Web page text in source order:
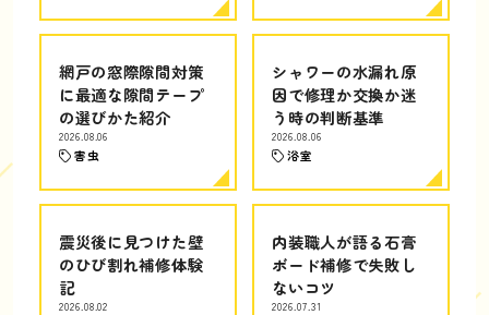
網戸の窓際隙間対策
に最適な隙間テープ
の選びかた紹介
2026.08.06
害虫
シャワーの水漏れ原
因で修理か交換か迷
う時の判断基準
2026.08.06
浴室
震災後に見つけた壁
のひび割れ補修体験
記
2026.08.02
内装職人が語る石膏
ボード補修で失敗し
ないコツ
2026.07.31